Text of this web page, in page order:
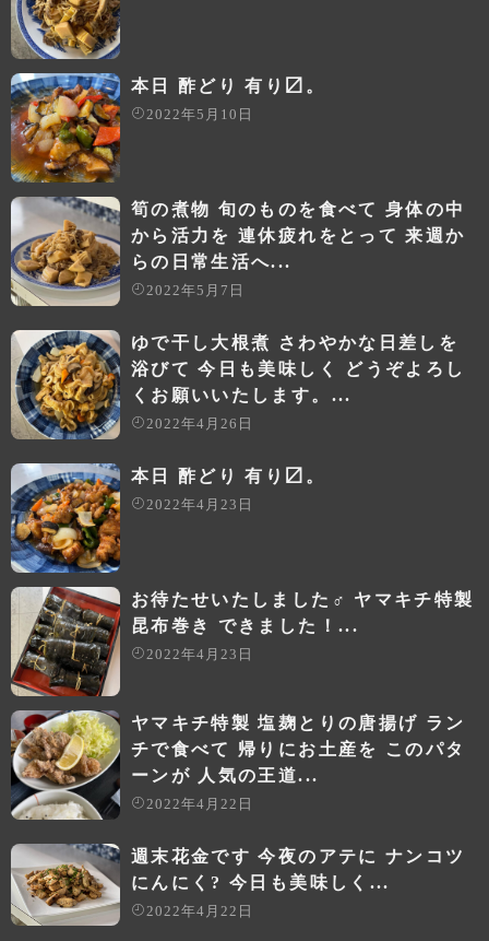
本日 酢どり 有り〼。
2022年5月10日
筍の煮物 旬のものを食べて 身体の中
から活力を 連休疲れをとって 来週か
らの日常生活へ...
2022年5月7日
ゆで干し大根煮 さわやかな日差しを
浴びて 今日も美味しく どうぞよろし
くお願いいたします。...
2022年4月26日
本日 酢どり 有り〼。
2022年4月23日
お待たせいたしました‍♂️ ヤマキチ特製
昆布巻き できました！...
2022年4月23日
ヤマキチ特製 塩麹とりの唐揚げ ラン
チで食べて 帰りにお土産を このパタ
ーンが 人気の王道...
2022年4月22日
週末花金です 今夜のアテに ナンコツ
にんにく? 今日も美味しく...
2022年4月22日